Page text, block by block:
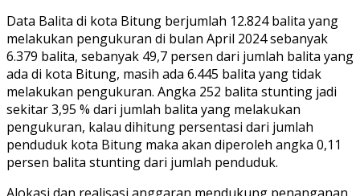
Data Balita di kota Bitung berjumlah 12.824 balita yang
melakukan pengukuran di bulan April 2024 sebanyak
6.379 balita, sebanyak 49,7 persen dari jumlah balita yang
ada di kota Bitung, masih ada 6.445 balita yang tidak
melakukan pengukuran. Angka 252 balita stunting jadi
sekitar 3,95 % dari jumlah balita yang melakukan
pengukuran, kalau dihitung persentasi dari jumlah
penduduk kota Bitung maka akan diperoleh angka 0,11
persen balita stunting dari jumlah penduduk.